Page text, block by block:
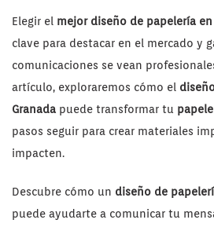
Elegir el mejor diseño de papelería en
clave para destacar en el mercado y
comunicaciones se vean
artículo, exploraremos cómo el
Granada puede transformar tu
pasos seguir para crear materiales
impacten.
Descubre cómo un diseño de
puede ayudarte a comunicar tu